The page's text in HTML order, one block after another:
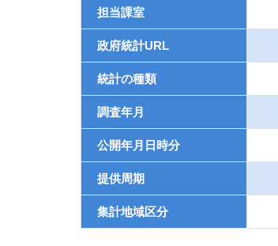
担当課室
政府統計URL
統計の種類
調査年月
公開年月日時分
提供周期
集計地域区分